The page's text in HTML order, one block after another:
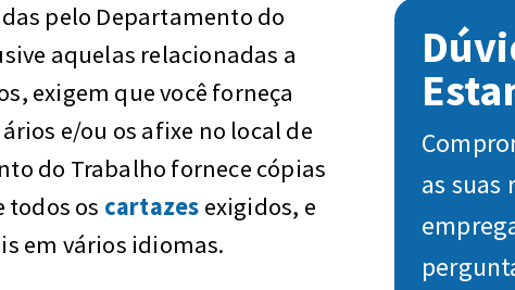
pelo Departamento do
aquelas relacionadas a
exigem que você forneça
e/ou os afixe no local de
do Trabalho fornece cópias
todos os cartazes exigidos, e
em vários idiomas.
as suas